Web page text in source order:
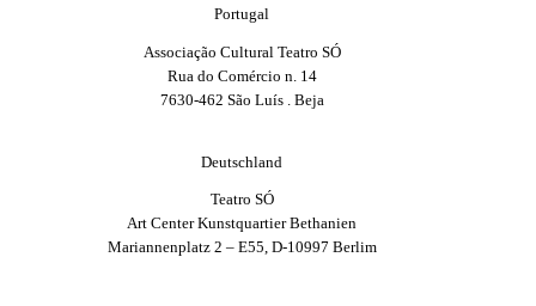
Portugal
Associação Cultural Teatro SÓ
Rua do Comércio n. 14
7630-462 São Luís . Beja
Deutschland
Teatro SÓ
Art Center Kunstquartier Bethanien
Mariannenplatz 2 – E55, D-10997 Berlim